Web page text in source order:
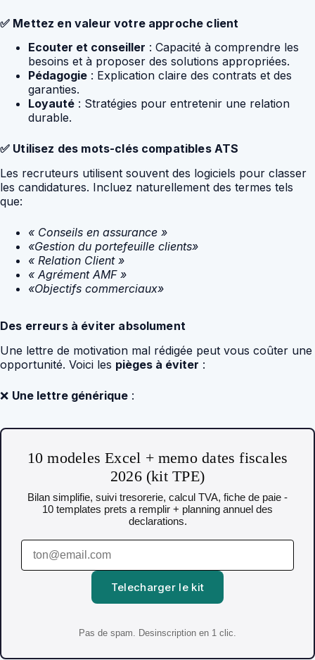
✅ Mettez en valeur votre approche client
Ecouter et conseiller : Capacité à comprendre les
besoins et à proposer des solutions appropriées.
Pédagogie : Explication claire des contrats et des
garanties.
Loyauté : Stratégies pour entretenir une relation
durable.
✅ Utilisez des mots-clés compatibles ATS
Les recruteurs utilisent souvent des logiciels pour classer
les candidatures. Incluez naturellement des termes tels
que:
« Conseils en assurance »
«Gestion du portefeuille clients»
« Relation Client »
« Agrément AMF »
«Objectifs commerciaux»
Des erreurs à éviter absolument
Une lettre de motivation mal rédigée peut vous coûter une
opportunité. Voici les pièges à éviter :
❌ Une lettre générique :
10 modeles Excel + memo dates fiscales
2026 (kit TPE)
Bilan simplifie, suivi tresorerie, calcul TVA, fiche de paie -
10 templates prets a remplir + planning annuel des
declarations.
Telecharger le kit
Pas de spam. Desinscription en 1 clic.